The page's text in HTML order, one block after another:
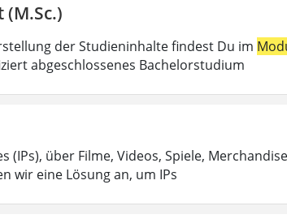
der Studieninhalte findest Du im
abgeschlossenes Bachelorstudium
über Filme, Videos, Spiele,
wir eine Lösung an, um IPs